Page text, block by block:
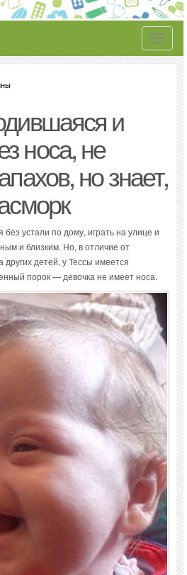
Toggle
и
носа, не
но знает,
устали по дому, играть на улице и
и близким. Но, в отличие от
детей, у Тессы имеется
порок — девочка не имеет носа.